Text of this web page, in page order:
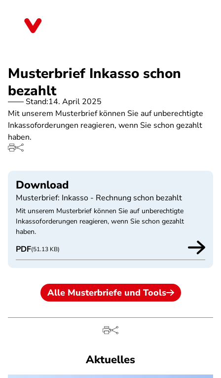
Musterbrief Inkasso schon
bezahlt
Stand:14. April 2025
Mit unserem Musterbrief können Sie auf unberechtigte
Inkassoforderungen reagieren, wenn Sie schon gezahlt
haben.
Download
Musterbrief: Inkasso - Rechnung schon bezahlt
Mit unserem Musterbrief können Sie auf unberechtigte
Inkassoforderungen reagieren, wenn Sie schon gezahlt
haben.
PDF(51.13 KB)
Alle Musterbriefe und Tools
Aktuelles